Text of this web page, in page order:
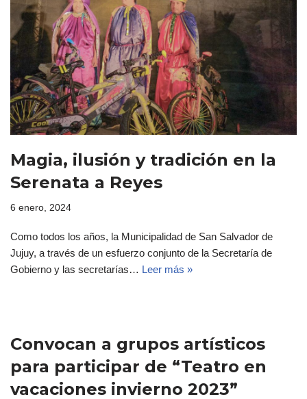
Magia, ilusión y tradición en la
Serenata a Reyes
6 enero, 2024
Como todos los años, la Municipalidad de San Salvador de
Jujuy, a través de un esfuerzo conjunto de la Secretaría de
Gobierno y las secretarías… Leer más »
Convocan a grupos artísticos
para participar de “Teatro en
vacaciones invierno 2023”